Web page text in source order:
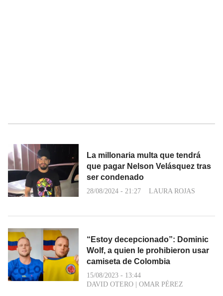
La millonaria multa que tendrá
que pagar Nelson Velásquez tras
ser condenado
28/08/2024 - 21:27 LAURA ROJAS
“Estoy decepcionado”: Dominic
Wolf, a quien le prohibieron usar
camiseta de Colombia
15/08/2023 - 13:44
DAVID OTERO | OMAR PÉREZ